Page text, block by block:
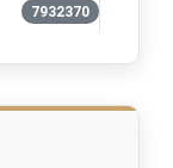
7932370